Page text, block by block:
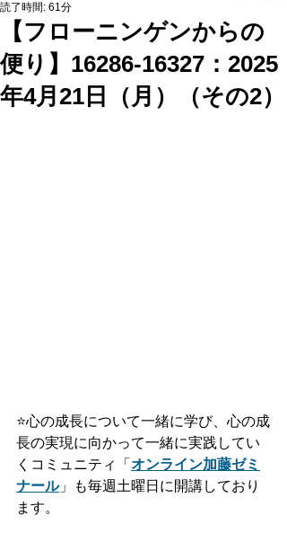
【フローニンゲンからの
便り】16286-16327：2025
年4月21日（月）（その2）
読了時間: 61分
⭐️心の成長について一緒に学び、心の成
長の実現に向かって一緒に実践してい
くコミュニティ「 オンライン加藤ゼミ
ナール」も毎週土曜日に開講しており
ます。